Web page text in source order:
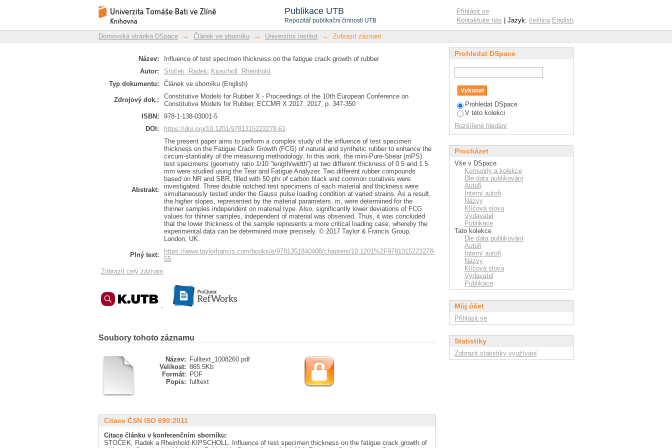
Publikace UTB
Repozitář publikační činnosti UTB
Influence of test specimen thickness on the fatigue crack growth of rubber
Repozitář DSpace/Manakin
Přihlásit se
Kontaktujte nás | Jazyk: čeština English
Domovská stránka DSpace → Článek ve sborníku → Univerzitní institut → Zobrazit záznam
Název:
Influence of test specimen thickness on the fatigue crack growth of rubber
Autor:
Stoček, Radek; Kipscholl, Rheinhold
Typ dokumentu:
Článek ve sborníku (English)
Zdrojový dok.:
Constitutive Models for Rubber X - Proceedings of the 10th European Conference on
Constitutive Models for Rubber, ECCMR X 2017. 2017, p. 347-350
ISBN:
978-1-138-03001-5
DOI:
https://doi.org/10.1201/9781315223278-61
Abstrakt:
The present paper aims to perform a complex study of the influence of test specimen
thickness on the Fatigue Crack Growth (FCG) of natural and synthetic rubber to enhance the
circum-stantiality of the measuring methodology. In this work, the mini-Pure-Shear (mPS)
test specimens (geometry ratio 1/10 “length/width”) at two different thickness of 0.5 and 1.5
mm were studied using the Tear and Fatigue Analyzer. Two different rubber compounds
based on NR and SBR, filled with 50 phr of carbon black and common curatives were
investigated. Three double notched test specimens of each material and thickness were
simultaneously tested under the Gauss pulse loading condition at varied strains. As a result,
the higher slopes, represented by the material parameters, m, were determined for the
thinner samples independent on material type. Also, significantly lower deviations of FCG
values for thinner samples, independent of material was observed. Thus, it was concluded
that the lower thickness of the sample represents a more critical loading case, whereby the
experimental data can be determined more precisely. © 2017 Taylor & Francis Group,
London, UK.
Plný text:
https://www.taylorfrancis.com/books/e/9781351840408/chapters/10.1201%2F9781315223278-
55
Zobrazit celý záznam
Soubory tohoto záznamu
Název:
Fulltext_1008260.pdf
Velikost: 865.5Kb
Formát:
PDF
Popis: fulltext
Citace ČSN ISO 690:2011
Citace článku v konferenčním sborníku:
STOČEK, Radek a Rheinhold KIPSCHOLL. Influence of test specimen thickness on the fatigue crack growth of
Prohledat DSpace
Prohledat DSpace
V této kolekci
Rozšířené hledání
Procházet
Vše v DSpace
Komunity a kolekce
Dle data publikování
Autoři
Interní autoři
Názvy
Klíčová slova
Vydavatel
Publikace
Tato kolekce
Dle data publikování
Autoři
Interní autoři
Názvy
Klíčová slova
Vydavatel
Publikace
Můj účet
Přihlásit se
Statistiky
Zobrazit statistiky využívání